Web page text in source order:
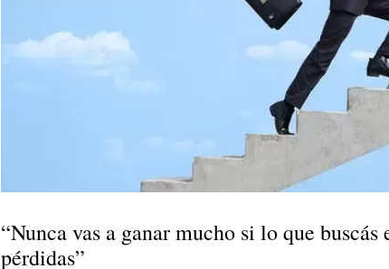
“Nunca vas a ganar mucho si lo que
pérdidas”